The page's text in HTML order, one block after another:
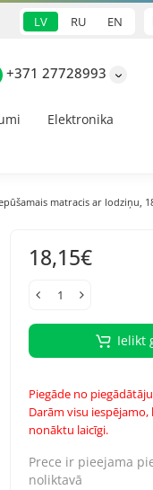
LV RU EN
+371 27728993
Elektronika
matracis ar lodziņu,
18,15€
Ielikt
Piegāde no
Darām visu iespējamo,
nonāktu laicīgi.
Prece ir pieejama
noliktavā